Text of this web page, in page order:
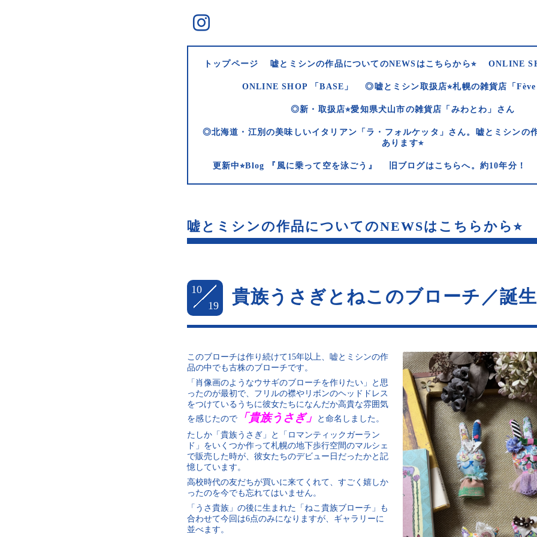
トップページ 嘘とミシンの作品についてのNEWSはこちらから⭐︎ ONLINE
ONLINE SHOP 「BASE」 ◎嘘とミシン取扱店⭐︎札幌の雑貨店「
◎新・取扱店⭐︎愛知県犬山市の雑貨店「みわとわ」さん
◎北海道・江別の美味しいイタリアン「ラ・フォルケッタ」さん。嘘とミシンの
あります⭐︎
更新中⭐︎Blog 『風に乗って空を泳ごう』 旧ブログはこちらへ。約10年分！
嘘とミシンの作品についてのNEWSはこちらから⭐︎
10
19
貴族うさぎとねこのブローチ／誕
このブローチは作り続けて15年以上、嘘とミシンの作
品の中でも古株のブローチです。
「肖像画のようなウサギのブローチを作りたい」と思
ったのが最初で、フリルの襟やリボンのヘッドドレス
をつけているうちに彼女たちになんだか高貴な雰囲気
を感じたので
「貴族うさぎ」
と命名しました。
たしか「貴族うさぎ」と「ロマンティックガーラン
ド」をいくつか作って札幌の地下歩行空間のマルシェ
で販売した時が、彼女たちのデビュー日だったかと記
憶しています。
高校時代の友だちが買いに来てくれて、すごく嬉しか
ったのを今でも忘れてはいません。
「うさ貴族」の後に生まれた「ねこ貴族ブローチ」も
合わせて今回は6点のみになりますが、ギャラリーに
並べます。